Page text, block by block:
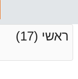
ראשי (17)